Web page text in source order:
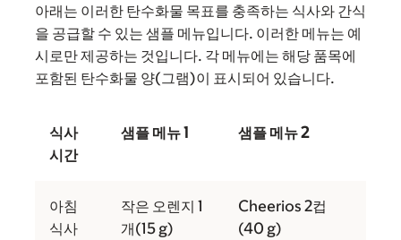
아래는 이러한 탄수화물 목표를 충족하는 식사와 간식
을 공급할 수 있는 샘플 메뉴입니다. 이러한 메뉴는 예
시로만 제공하는 것입니다. 각 메뉴에는 해당 품목에
포함된 탄수화물 양(그램)이 표시되어 있습니다.
식사
시간
샘플 메뉴 1 샘플 메뉴 2
아침
식사
작은 오렌지 1
개(15 g)
Cheerios 2컵
(40 g)